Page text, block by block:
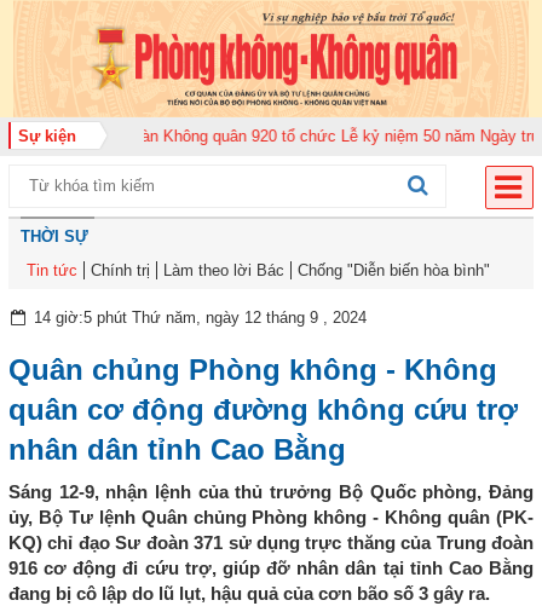
Sự kiện
Trung đoàn Không quân 920 tổ chức Lễ kỷ niệm 50 năm Ngày truyền
THỜI SỰ
Tin tức
Chính trị Làm theo lời Bác Chống "Diễn biến hòa bình"
14 giờ:5 phút Thứ năm, ngày 12 tháng 9 , 2024
Quân chủng Phòng không - Không
quân cơ động đường không cứu trợ
nhân dân tỉnh Cao Bằng
Sáng 12-9, nhận lệnh của thủ trưởng Bộ Quốc phòng, Đảng
ủy, Bộ Tư lệnh Quân chủng Phòng không - Không quân (PK-
KQ) chỉ đạo Sư đoàn 371 sử dụng trực thăng của Trung đoàn
916 cơ động đi cứu trợ, giúp đỡ nhân dân tại tỉnh Cao Bằng
đang bị cô lập do lũ lụt, hậu quả của cơn bão số 3 gây ra.